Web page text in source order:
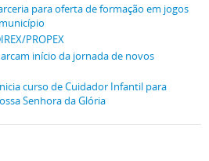
para oferta de formação em jogos
PROPEX
início da jornada de novos
curso de Cuidador Infantil para
Senhora da Glória